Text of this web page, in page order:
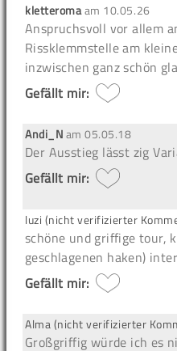
kletteromaam 10.05.26
Anspruchsvoll vor allem
Rissklemmstelle am
inzwischen ganz schön
Gefällt mir:
Andi_Nam05.05.18
Der Ausstieg lässt zig
Gefällt mir:
luzi (nicht verifizierter
schöne und griffige tour,
geschlagenen haken)
Gefällt mir:
Alma (nicht verifizierter
Großgriffig würde ich es